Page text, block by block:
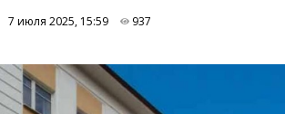
А
7 июля 2025, 15:59 937